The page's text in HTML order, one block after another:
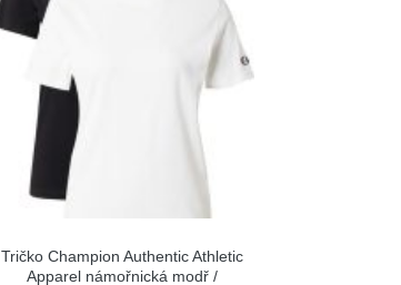
Tričko Champion Authentic Athletic
Apparel námořnická modř /